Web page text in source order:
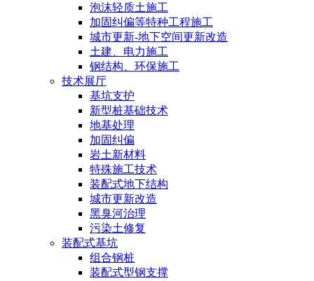
泡沫轻质土施工
加固纠偏等特种工程施工
城市更新-地下空间更新改造
土建、电力施工
钢结构、环保施工
技术展厅
基坑支护
新型桩基础技术
地基处理
加固纠偏
岩土新材料
特殊施工技术
装配式地下结构
城市更新改造
黑臭河治理
污染土修复
装配式基坑
组合钢桩
装配式型钢支撑